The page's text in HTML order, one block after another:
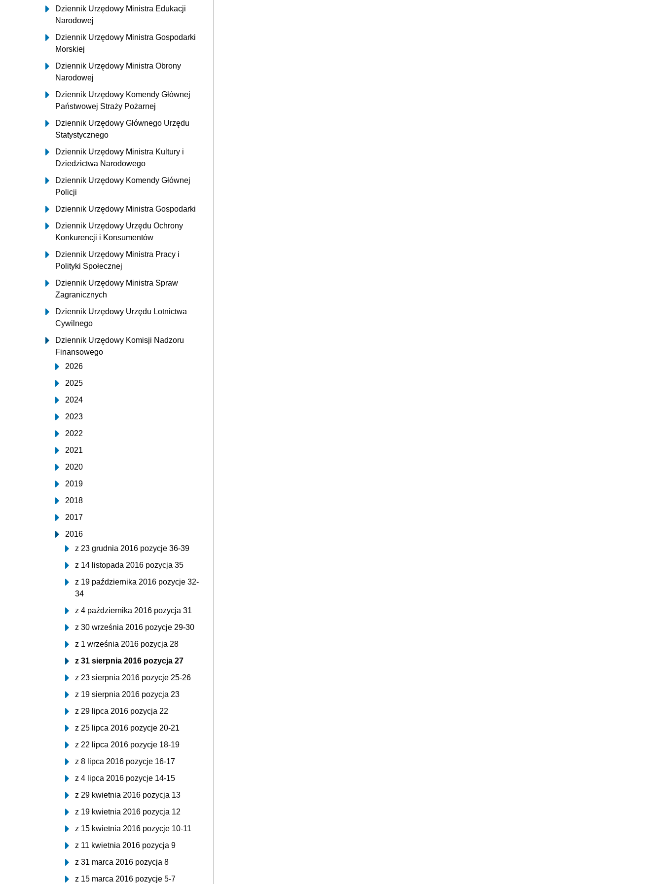
Dziennik Urzędowy Ministra Edukacji
Narodowej
Dziennik Urzędowy Ministra Gospodarki
Morskiej
Dziennik Urzędowy Ministra Obrony
Narodowej
Dziennik Urzędowy Komendy Głównej
Państwowej Straży Pożarnej
Dziennik Urzędowy Głównego Urzędu
Statystycznego
Dziennik Urzędowy Ministra Kultury i
Dziedzictwa Narodowego
Dziennik Urzędowy Komendy Głównej
Policji
Dziennik Urzędowy Ministra Gospodarki
Dziennik Urzędowy Urzędu Ochrony
Konkurencji i Konsumentów
Dziennik Urzędowy Ministra Pracy i
Polityki Społecznej
Dziennik Urzędowy Ministra Spraw
Zagranicznych
Dziennik Urzędowy Urzędu Lotnictwa
Cywilnego
Dziennik Urzędowy Komisji Nadzoru
Finansowego
2026
2025
2024
2023
2022
2021
2020
2019
2018
2017
2016
z 23 grudnia 2016 pozycje 36-39
z 14 listopada 2016 pozycja 35
z 19 października 2016 pozycje 32-
34
z 4 października 2016 pozycja 31
z 30 września 2016 pozycje 29-30
z 1 września 2016 pozycja 28
z 31 sierpnia 2016 pozycja 27
z 23 sierpnia 2016 pozycje 25-26
z 19 sierpnia 2016 pozycja 23
z 29 lipca 2016 pozycja 22
z 25 lipca 2016 pozycje 20-21
z 22 lipca 2016 pozycje 18-19
z 8 lipca 2016 pozycje 16-17
z 4 lipca 2016 pozycje 14-15
z 29 kwietnia 2016 pozycja 13
z 19 kwietnia 2016 pozycja 12
z 15 kwietnia 2016 pozycje 10-11
z 11 kwietnia 2016 pozycja 9
z 31 marca 2016 pozycja 8
z 15 marca 2016 pozycje 5-7